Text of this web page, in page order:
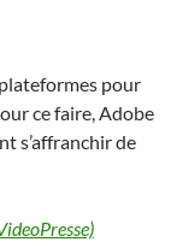
pour
ce faire, Adobe
s’affranchir de